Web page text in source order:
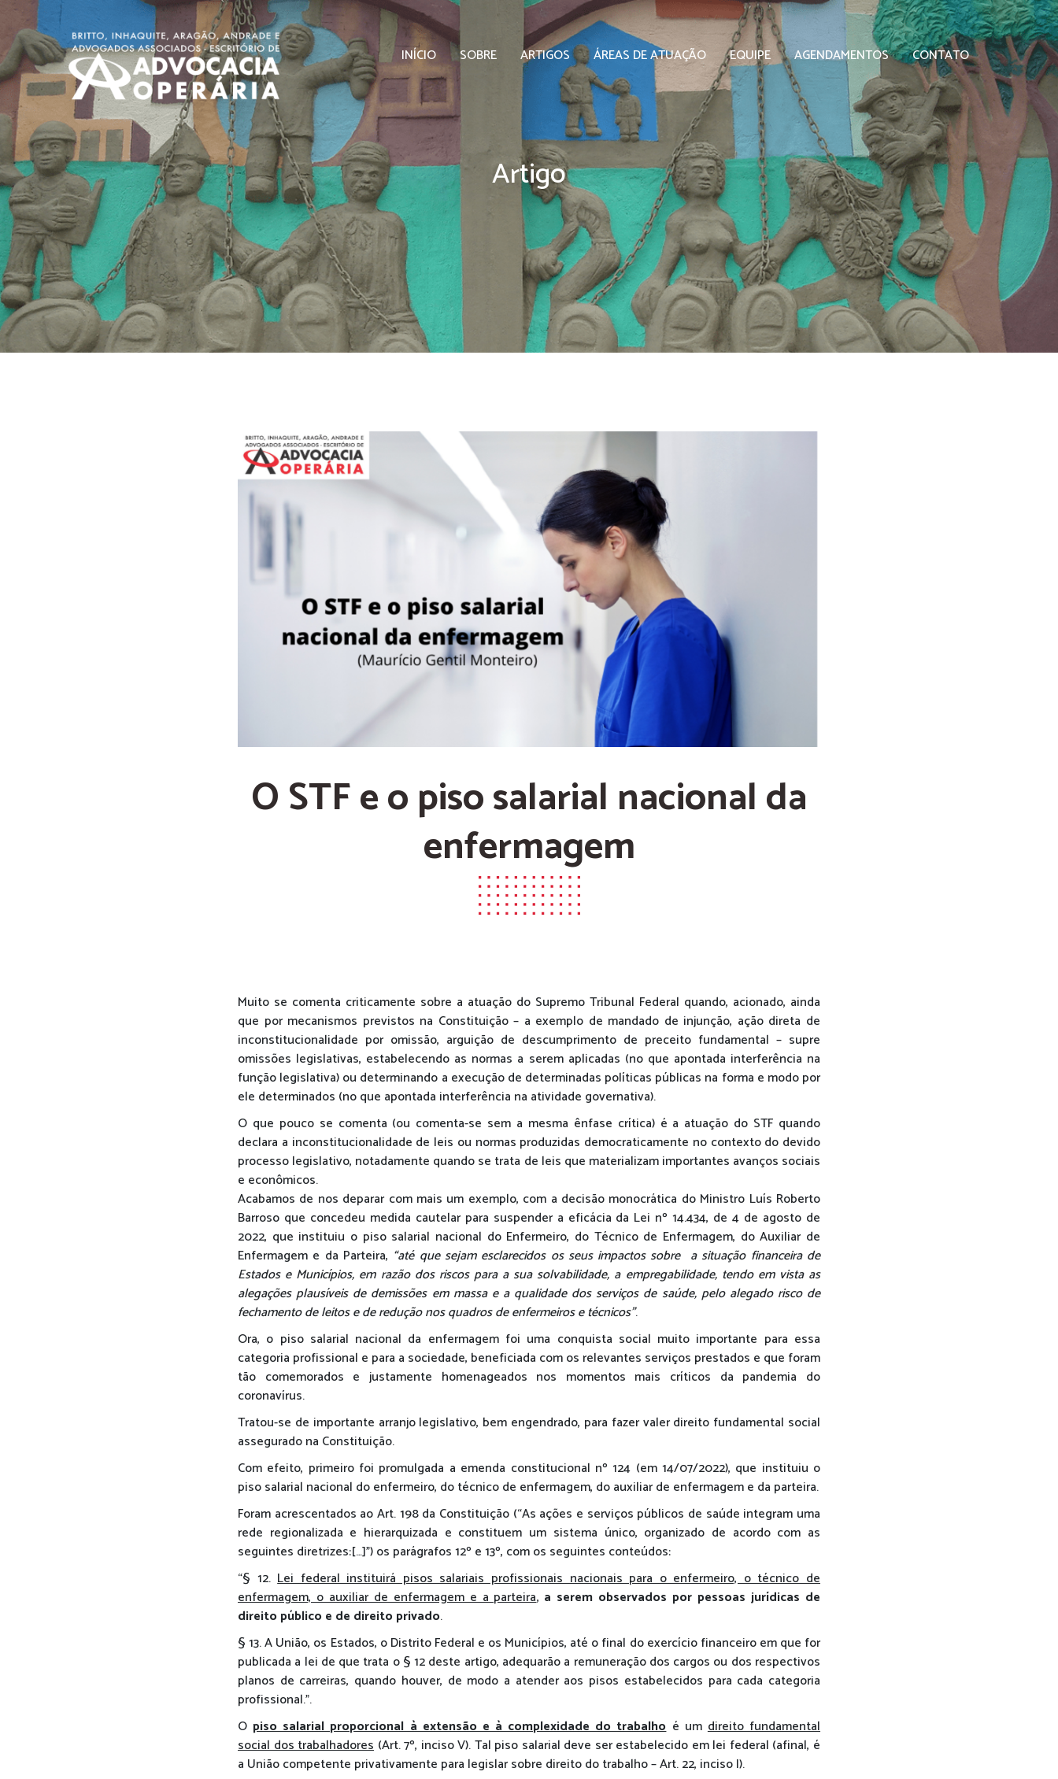
INÍCIO SOBRE ARTIGOS ÁREAS DE ATUAÇÃO EQUIPE AGENDAMENTOS CONTATO
Artigo
O STF e o piso salarial nacional da
enfermagem
Muito se comenta criticamente sobre a atuação do Supremo Tribunal Federal quando, acionado, ainda
que por mecanismos previstos na Constituição – a exemplo de mandado de injunção, ação direta de
inconstitucionalidade por omissão, arguição de descumprimento de preceito fundamental – supre
omissões legislativas, estabelecendo as normas a serem aplicadas (no que apontada interferência na
função legislativa) ou determinando a execução de determinadas políticas públicas na forma e modo por
ele determinados (no que apontada interferência na atividade governativa).
O que pouco se comenta (ou comenta-se sem a mesma ênfase crítica) é a atuação do STF quando
declara a inconstitucionalidade de leis ou normas produzidas democraticamente no contexto do devido
processo legislativo, notadamente quando se trata de leis que materializam importantes avanços sociais
e econômicos.
Acabamos de nos deparar com mais um exemplo, com a decisão monocrática do Ministro Luís Roberto
Barroso que concedeu medida cautelar para suspender a eficácia da Lei nº 14.434, de 4 de agosto de
2022, que instituiu o piso salarial nacional do Enfermeiro, do Técnico de Enfermagem, do Auxiliar de
Enfermagem e da Parteira, “até que sejam esclarecidos os seus impactos sobre a situação financeira de
Estados e Municípios, em razão dos riscos para a sua solvabilidade, a empregabilidade, tendo em vista as
alegações plausíveis de demissões em massa e a qualidade dos serviços de saúde, pelo alegado risco de
fechamento de leitos e de redução nos quadros de enfermeiros e técnicos”.
Ora, o piso salarial nacional da enfermagem foi uma conquista social muito importante para essa
categoria profissional e para a sociedade, beneficiada com os relevantes serviços prestados e que foram
tão comemorados e justamente homenageados nos momentos mais críticos da pandemia do
coronavírus.
Tratou-se de importante arranjo legislativo, bem engendrado, para fazer valer direito fundamental social
assegurado na Constituição.
Com efeito, primeiro foi promulgada a emenda constitucional nº 124 (em 14/07/2022), que instituiu o
piso salarial nacional do enfermeiro, do técnico de enfermagem, do auxiliar de enfermagem e da parteira.
Foram acrescentados ao Art. 198 da Constituição (“As ações e serviços públicos de saúde integram uma
rede regionalizada e hierarquizada e constituem um sistema único, organizado de acordo com as
seguintes diretrizes:[…]”) os parágrafos 12º e 13º, com os seguintes conteúdos:
“§ 12.Lei federal instituirá pisos salariais profissionais nacionais para o enfermeiro, o técnico de
enfermagem, o auxiliar de enfermagem e a parteira, a serem observados por pessoas jurídicas de
direito público e de direito privado.
§ 13. A União, os Estados, o Distrito Federal e os Municípios, até o final do exercício financeiro em que for
publicada a lei de que trata o § 12 deste artigo, adequarão a remuneração dos cargos ou dos respectivos
planos de carreiras, quando houver, de modo a atender aos pisos estabelecidos para cada categoria
profissional.”.
O piso salarial proporcional à extensão e à complexidade do trabalhoé umdireito fundamental
social dos trabalhadores (Art. 7º, inciso V). Tal piso salarial deve ser estabelecido em lei federal (afinal, é
a União competente privativamente para legislar sobre direito do trabalho – Art. 22, inciso I).